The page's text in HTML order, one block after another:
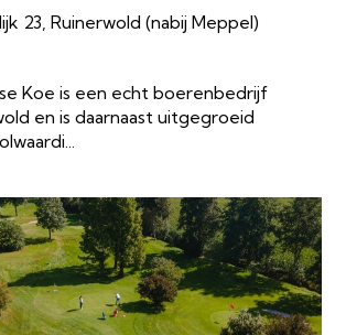
23, Ruinerwold (nabij Meppel)
Koe is een echt boerenbedrijf
en is daarnaast uitgegroeid